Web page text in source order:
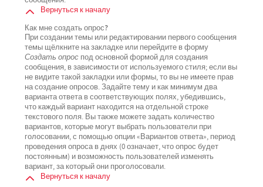
Вернуться к началу
Как мне создать опрос?
При создании темы или редактировании первого сообщения
темы щёлкните на закладке или перейдите в форму
Создать опроспод основной формой для создания
сообщения, в зависимости от используемого стиля; если вы
не видите такой закладки или формы, то вы не имеете прав
на создание опросов. Задайте тему и как минимум два
варианта ответа в соответствующих полях, убедившись,
что каждый вариант находится на отдельной строке
текстового поля. Вы также можете задать количество
вариантов, которые могут выбрать пользователи при
голосовании, с помощью опции «Вариантов ответа», период
проведения опроса в днях (0 означает, что опрос будет
постоянным) и возможность пользователей изменять
вариант, за который они проголосовали.
Вернуться к началу